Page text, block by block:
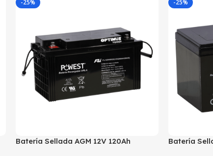
-25%
Batería Sellada AGM 12V 120Ah
-25%
Batería